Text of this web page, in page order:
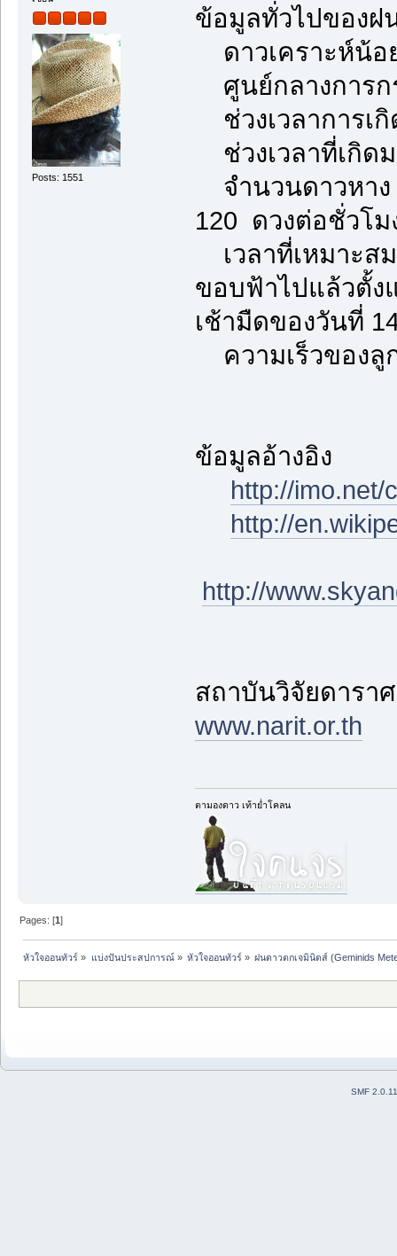
Posts: 1551
ข้อมูลทั่วไปของฝ
ดาวเคราะห์น้อ
ศูนย์กลางการก
ช่วงเวลาการเ
ช่วงเวลาที่เกิด
จำนวนดาวหาง
120 ดวงต่อชั่วโม
เวลาที่เหมาะส
ขอบฟ้าไปแล้วตั้ง
เช้ามืดของวันที่
ความเร็วของลู
ข้อมูลอ้างอิง
http://imo.net/
http://
http://
สถาบันวิจัยดารา
www.narit.or.th
ตามองดาว เท้าย่ำโคลน
Pages: [1]
หัวใจออนทัวร์ » แบ่งปันประสปการณ์» หัวใจออนทัวร์» ฝนดาวตกเจมินิดส์ (Geminids
SMF 2.0.11